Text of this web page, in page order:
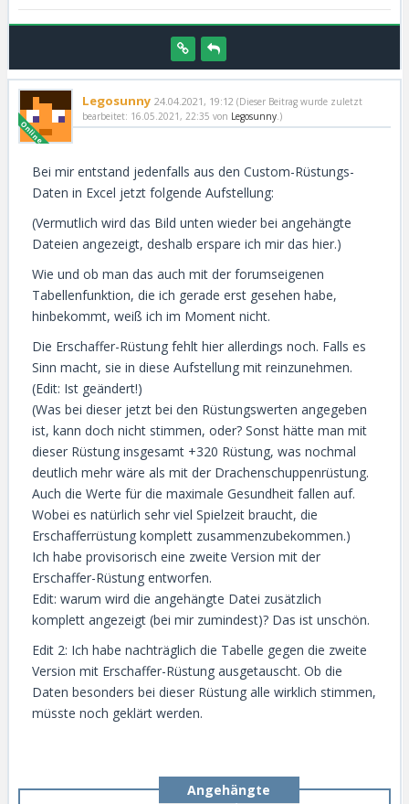
Legosunny 24.04.2021, 19:12 (Dieser Beitrag wurde zuletzt
bearbeitet: 16.05.2021, 22:35 von Legosunny.)
Bei mir entstand jedenfalls aus den Custom-Rüstungs-
Daten in Excel jetzt folgende Aufstellung:
(Vermutlich wird das Bild unten wieder bei angehängte
Dateien angezeigt, deshalb erspare ich mir das hier.)
Wie und ob man das auch mit der forumseigenen
Tabellenfunktion, die ich gerade erst gesehen habe,
hinbekommt, weiß ich im Moment nicht.
Die Erschaffer-Rüstung fehlt hier allerdings noch. Falls es
Sinn macht, sie in diese Aufstellung mit reinzunehmen.
(Edit: Ist geändert!)
(Was bei dieser jetzt bei den Rüstungswerten angegeben
ist, kann doch nicht stimmen, oder? Sonst hätte man mit
dieser Rüstung insgesamt +320 Rüstung, was nochmal
deutlich mehr wäre als mit der Drachenschuppenrüstung.
Auch die Werte für die maximale Gesundheit fallen auf.
Wobei es natürlich sehr viel Spielzeit braucht, die
Erschafferrüstung komplett zusammenzubekommen.)
Ich habe provisorisch eine zweite Version mit der
Erschaffer-Rüstung entworfen.
Edit: warum wird die angehängte Datei zusätzlich
komplett angezeigt (bei mir zumindest)? Das ist unschön.
Edit 2: Ich habe nachträglich die Tabelle gegen die zweite
Version mit Erschaffer-Rüstung ausgetauscht. Ob die
Daten besonders bei dieser Rüstung alle wirklich stimmen,
müsste noch geklärt werden.
Angehängte